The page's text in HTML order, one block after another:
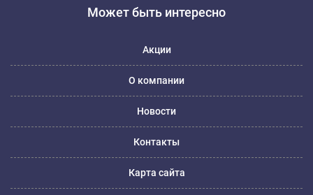
Может быть интересно
Акции
О компании
Новости
Контакты
Карта сайта